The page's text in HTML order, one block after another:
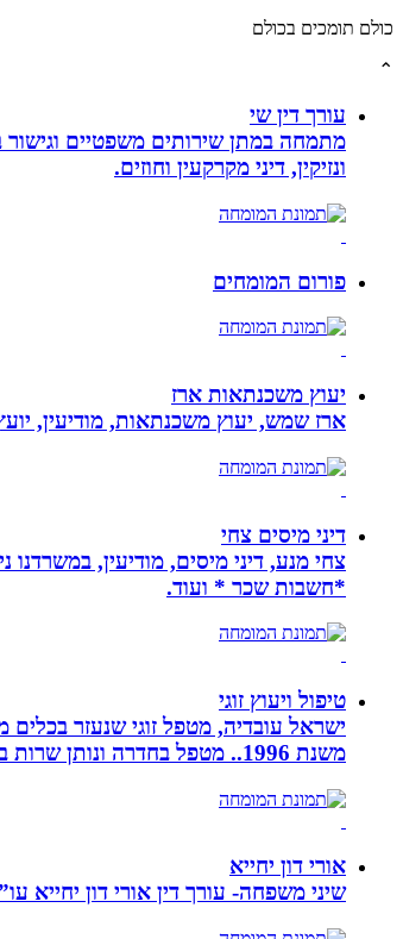
כולם תומכים בכולם
⌃
עורך דין שי
מתמחה במתן שירותים משפטיים וגישור
ונזיקין, דיני מקרקעין וחוזים.
פורום המומחים
יעוץ משכנתאות ארז
ארז שמש, יעוץ משכנתאות, מודיעין,
דיני מיסים צחי
צחי מנע, דיני מיסים, מודיעין,
*חשבות שכר * ועוד.
טיפול ויעוץ זוגי
ישראל עובדיה, מטפל זוגי שנעזר בכלים
משנת 1996.. מטפל בחדרה ונותן שרות בזום לכל רחבי הארץ
אורי דון יחייא
שיני משפחה- עורך דין אורי דון יחייא עו”ד ומגשר